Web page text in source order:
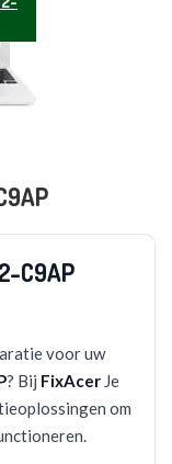
C9AP
voor uw
? Bij FixAcer Je
om